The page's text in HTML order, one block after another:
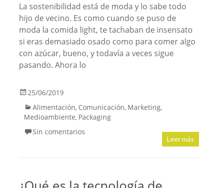
La sostenibilidad está de moda y lo sabe todo
hijo de vecino. Es como cuando se puso de
moda la comida light, te tachaban de insensato
si eras demasiado osado como para comer algo
con azúcar, bueno, y todavía a veces sigue
pasando. Ahora lo
25/06/2019
Alimentación, Comunicación, Marketing,
Medioambiente, Packaging
Sin comentarios
Leer más